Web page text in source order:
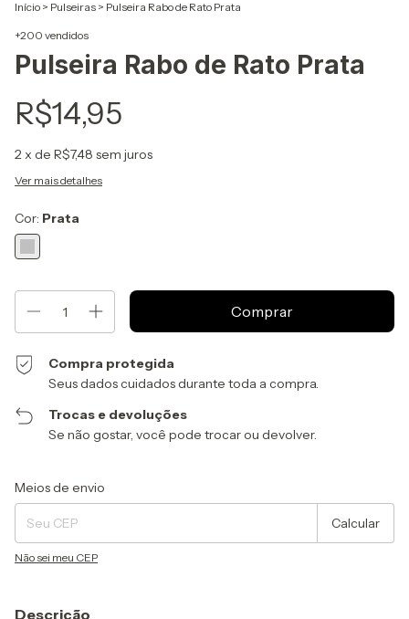
Início > Pulseiras > Pulseira Rabo de Rato Prata
+200 vendidos
Pulseira Rabo de Rato Prata
R$14,95
2x de R$7,48 sem juros
Ver mais detalhes
Cor: Prata
Compra protegida
Seus dados cuidados durante toda a compra.
Trocas e devoluções
Se não gostar, você pode trocar ou devolver.
Entregas para o CEP:
Meios de envio
Calcular
Não sei meu CEP
Descrição